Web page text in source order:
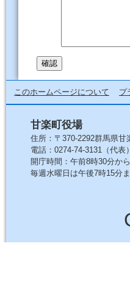
このホームページについて プ
甘楽町役場
住所：〒370-2292群馬県甘
電話：0274-74-3131（代表
開庁時間：午前8時30分か
毎週水曜日は午後7時15分